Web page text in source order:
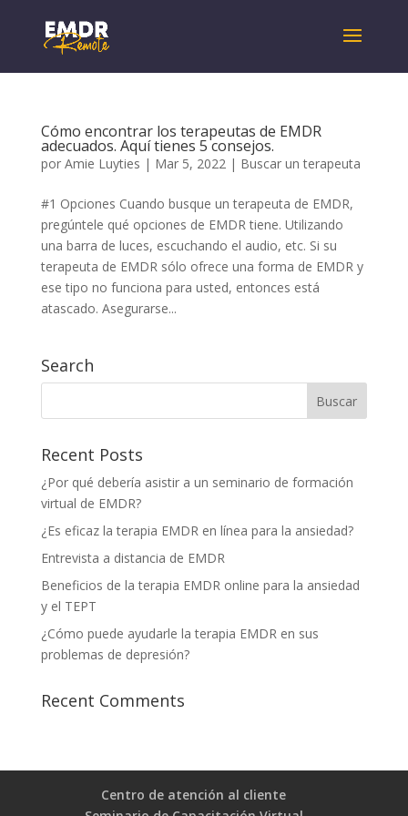
Cómo encontrar los terapeutas de EMDR
adecuados. Aquí tienes 5 consejos.
por Amie Luyties | Mar 5, 2022| Buscar un terapeuta
#1 Opciones Cuando busque un terapeuta de EMDR,
pregúntele qué opciones de EMDR tiene. Utilizando
una barra de luces, escuchando el audio, etc. Si su
terapeuta de EMDR sólo ofrece una forma de EMDR y
ese tipo no funciona para usted, entonces está
atascado. Asegurarse...
Search
Recent Posts
¿Por qué debería asistir a un seminario de formación
virtual de EMDR?
¿Es eficaz la terapia EMDR en línea para la ansiedad?
Entrevista a distancia de EMDR
Beneficios de la terapia EMDR online para la ansiedad
y el TEPT
¿Cómo puede ayudarle la terapia EMDR en sus
problemas de depresión?
Recent Comments
Centro de atención al cliente